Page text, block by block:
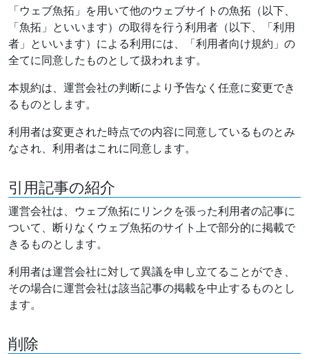
「ウェブ魚拓」を用いて他のウェブサイトの魚拓（以下、
「魚拓」といいます）の取得を行う利用者（以下、「利用
者」といいます）による利用には、「利用者向け規約」の
全てに同意したものとして扱われます。
本規約は、運営会社の判断により予告なく任意に変更でき
るものとします。
利用者は変更された時点での内容に同意しているものとみ
なされ、利用者はこれに同意します。
引用記事の紹介
運営会社は、ウェブ魚拓にリンクを張った利用者の記事に
ついて、断りなくウェブ魚拓のサイト上で部分的に掲載で
きるものとします。
利用者は運営会社に対して異議を申し立てることができ、
その場合に運営会社は該当記事の掲載を中止するものとし
ます。
削除